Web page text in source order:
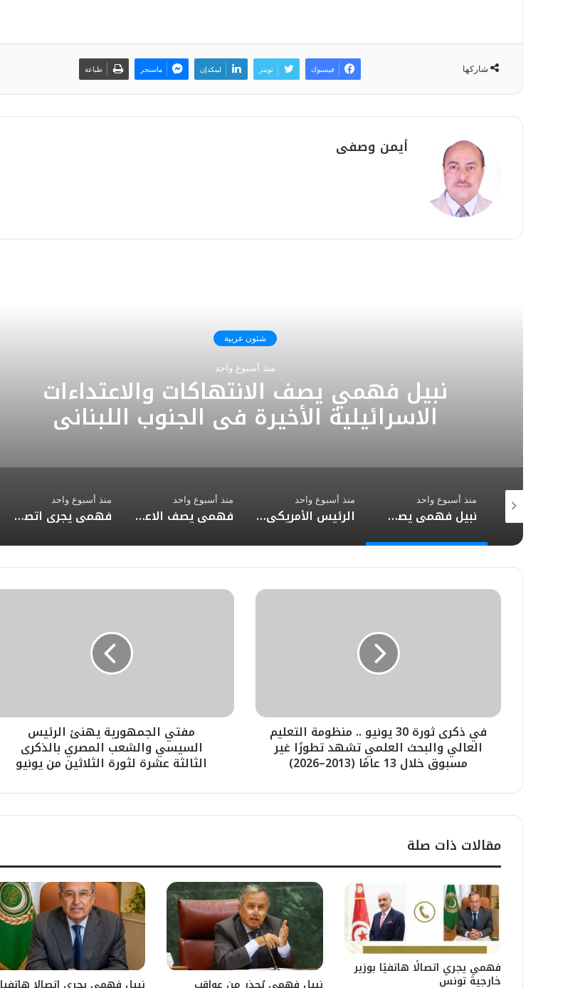
شاركها فيسبوك تويتر لينكدإن ماسنجر طباعة
أيمن وصفى
شئون عربية
منذ أسبوع واحد
الرئيس الأمريكي يهنئ الملك محمد السادس
بمناسبة العيد الوطني للمغرب ويجدد تأكيد
موقف بلاده الداعم لمغربية الصحراء
نبيل فهمي يصف الانتهاكات والاعتداءات الاسرائيلية الأخيرة في الجنوب اللبناني بالمشينة وغير المقبولة
منذ أسبوع واحد منذ أسبوع واحد
فهمي يصف الاعتداءات المتكررة التي استهدفت المملكة العربية السعودية والمملكة الأردنية الهاشمية بالتصعيد الخطير وغير المسؤول من قبل إيران ووكلائها
منذ أسبوع واحد
فهمي يجري اتصالاً هاتفياً مع وزير الخارجية اللبناني
منذ أسبوع واحد
جامعة الدول العربية والأمم المتحدة تواصلان أعمال اللجنة الاجتماعية ضمن الاجتماع السابع عشر للتعاون العام
في ذكرى ثورة 30 يونيو .. منظومة التعليم
العالي والبحث العلمي تشهد تطورًا غير
مسبوق خلال 13 عامًا (2013–2026)
مفتي الجمهورية يهنئ الرئيس
السيسي والشعب المصري بالذكرى
الثالثة عشرة لثورة الثلاثين من يونيو
مقالات ذات صلة
فهمي يجري اتصالًا هاتفيًا بوزير
خارجية تونس